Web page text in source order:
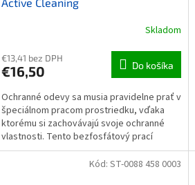
Skladom
€13,41 bez DPH
€16,50 Do košíka
Ochranné odevy sa musia pravidelne prať v
špeciálnom pracom prostriedku, vďaka
ktorému si zachovávajú svoje ochranné
vlastnosti. Tento bezfosfátový prací
prostriedok je zároveň...
Kód: ST-0088 458 0003